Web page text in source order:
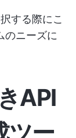
する際にこ
のニーズに
API